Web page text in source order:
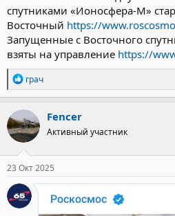
спутниками «Ионосфера-М»
Восточный https://
Запущенные с Восточного
взяты на управление https://
Р
е
а
к
ц
и
и
:
грач
Fencer
Активный участник
23 Окт 2025